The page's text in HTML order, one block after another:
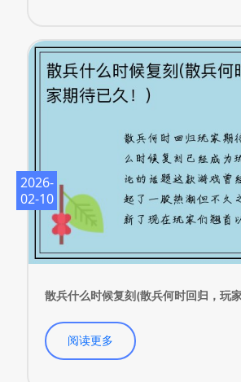
2026-
02-10
散兵什么时候复刻(散兵何时回归，玩
阅读更多